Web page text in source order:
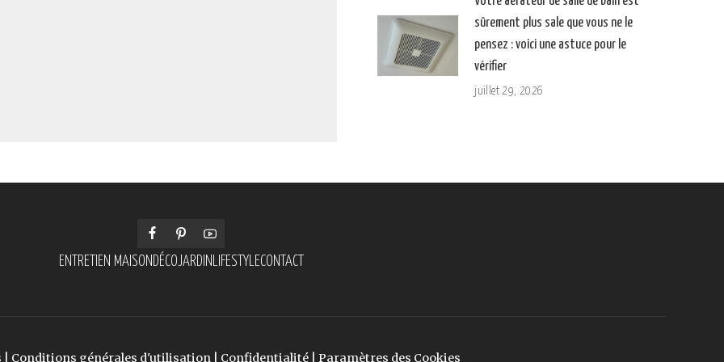
sûrement plus sale que vous ne le
pensez : voici une astuce pour le
vérifier
juillet 29, 2026
ENTRETIEN MAISON DÉCOJARDIN LIFESTYLECONTACT
Conditions générales d'utilisation Confidentialité Paramètres des Cookies